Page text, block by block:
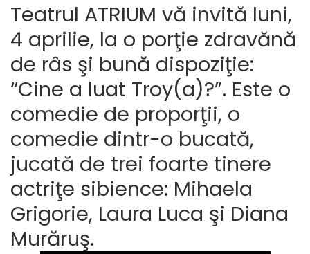
Teatrul ATRIUM vă invită luni,
4 aprilie, la o porţie zdravănă
de râs şi bună dispoziţie:
“Cine a luat Troy(a)?”. Este o
comedie de proporţii, o
comedie dintr-o bucată,
jucată de trei foarte tinere
actriţe sibience: Mihaela
Grigorie, Laura Luca şi Diana
Murăruş.